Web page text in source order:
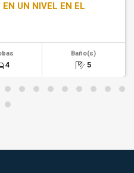
UN NIVEL EN EL
4
Baño(s)
5